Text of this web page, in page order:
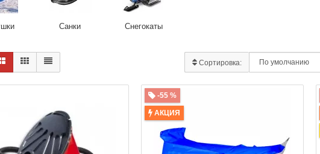
Санки Снегокаты
Сортировка:
-55 %
АКЦИЯ